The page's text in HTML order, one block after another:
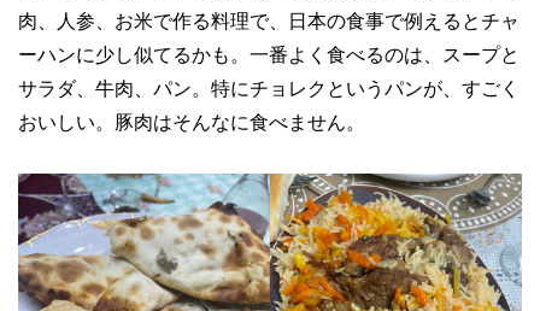
肉、人参、お米で作る料理で、日本の食事で例えるとチャ
ーハンに少し似てるかも。一番よく食べるのは、スープと
サラダ、牛肉、パン。特にチョレクというパンが、すごく
おいしい。豚肉はそんなに食べません。